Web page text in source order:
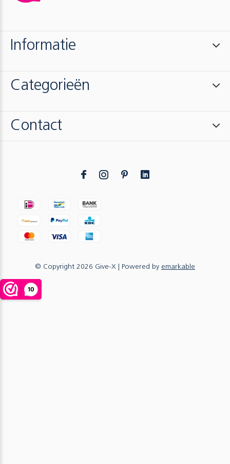
Informatie
Categorieën
Contact
© Copyright 2026 Give-X | Powered by emarkable